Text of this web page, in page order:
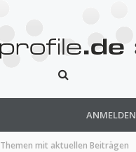
Themen mit aktuellen Beiträgen
ANMELDEN